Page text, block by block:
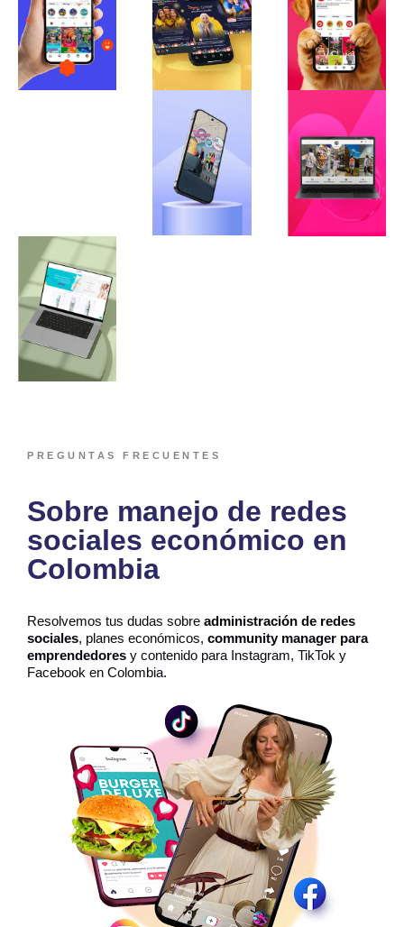
PREGUNTAS FRECUENTES
Sobre manejo de redes
sociales económico en
Colombia
Resolvemos tus dudas sobre administración de redes
sociales, planes económicos, community manager para
emprendedores y contenido para Instagram, TikTok y
Facebook en Colombia.